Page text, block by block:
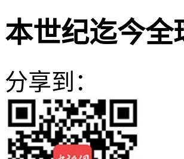
本世纪迄今全
分享到：